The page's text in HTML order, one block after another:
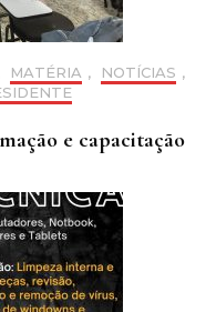
MATÉRIA , NOTÍCIAS ,
e capacitação